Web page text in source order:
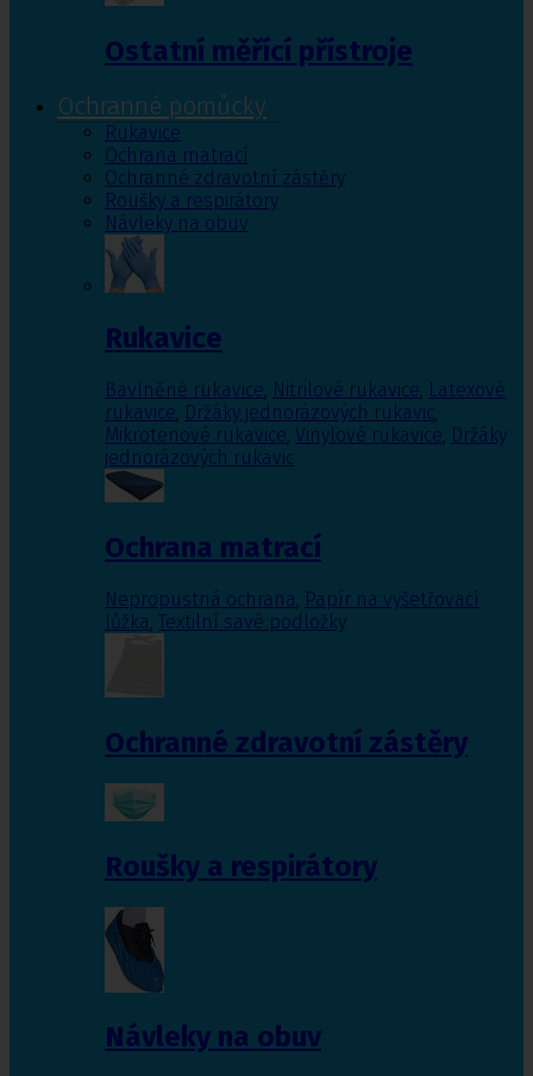
Ostatní měřící přístroje
Ochranné pomůcky
Rukavice
Ochrana matrací
Ochranné zdravotní zástěry
Roušky a respirátory
Návleky na obuv
Rukavice
Bavlněné rukavice, Nitrilové rukavice, Latexové
rukavice, Držáky jednorázových rukavic,
Mikrotenové rukavice, Vinylové rukavice, Držáky
jednorázových rukavic
Ochrana matrací
Nepropustná ochrana, Papír na vyšetřovací
lůžka, Textilní savé podložky
Ochranné zdravotní zástěry
Roušky a respirátory
Návleky na obuv